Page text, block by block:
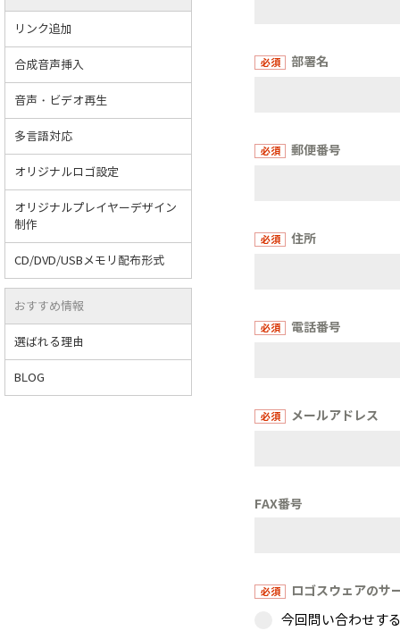
部署名
郵便番号
住所
電話番号
メールアドレス
FAX番号
ロゴスウェアのサ
今回問い合わせす
リンク追加
合成音声挿入
音声・ビデオ再生
多言語対応
オリジナルロゴ設定
オリジナルプレイヤーデザイン
制作
CD/DVD/USBメモリ配布形式
おすすめ情報
選ばれる理由
BLOG